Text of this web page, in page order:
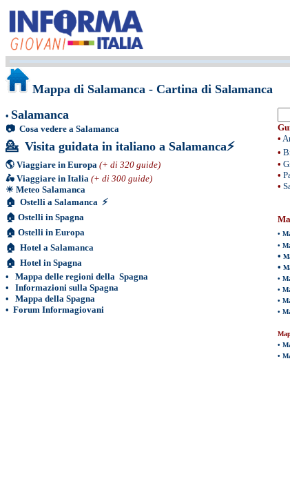
Mappa di Salamanca - Cartina di Salamanca
• Salamanca
📷 Cosa vedere a Salamanca
💁 Visita guidata in italiano a Salamanca⚡
🌎 Viaggiare in Europa (+ di 320 guide)
🛵 Viaggiare in Italia (+ di 300 guide)
☀ Meteo Salamanca
🏠 Ostelli a Salamanca ⚡
🏠 Ostelli in Spagna
🏠 Ostelli in Europa
🏠 Hotel a Salamanca
🏠 Hotel in Spagna
•
Mappa delle regioni della Spagna
•
Informazioni sulla Spagna
•
Mappa della Spagna
• Forum Informagiovani
•
•
•
•
•
•
•
•
•
•
•
•
•
•
•